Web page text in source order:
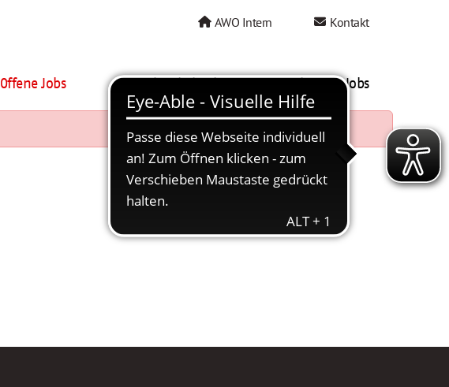
AWO Intern Kontakt
Offene Jobs AWO als Arbeitgeber Mein AWO Jobs